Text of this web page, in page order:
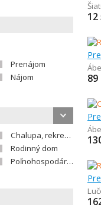
Prenájom
Nájom
Chalupa, rekreačný domček
Rodinný dom
Poľnohospodárska usadlosť
12
89